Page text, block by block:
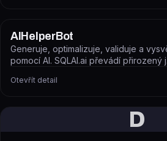
AIHelperBot
Generuje, optimalizuje, validuje a
pomocí AI. SQLAI.ai převádí přirozený
Otevřít detail
D